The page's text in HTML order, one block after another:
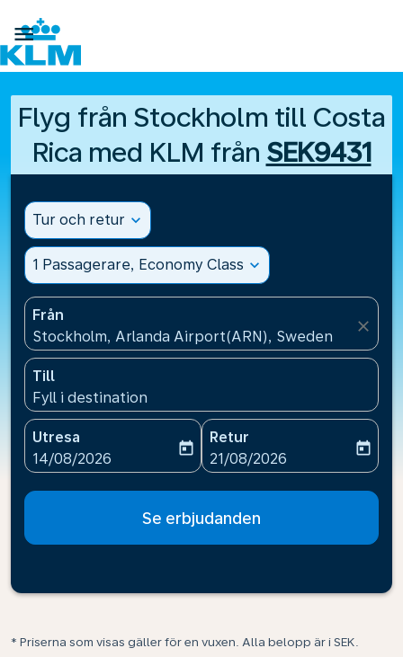

Flyg från Stockholm till Costa
Rica med KLM från SEK9431
Tur och retur expand_more
1 Passagerare, Economy Class expand_more
Från
Stockholm, Arlanda Airport(ARN), Sweden
close
Till
Fyll i destination
Utresa
fc-booking-departure-date-aria-label
14/08/2026
today
Retur
fc-booking-return-date-
21/08/2026
today
Se erbjudanden
* Priserna som visas gäller för en vuxen. Alla belopp är i SEK.